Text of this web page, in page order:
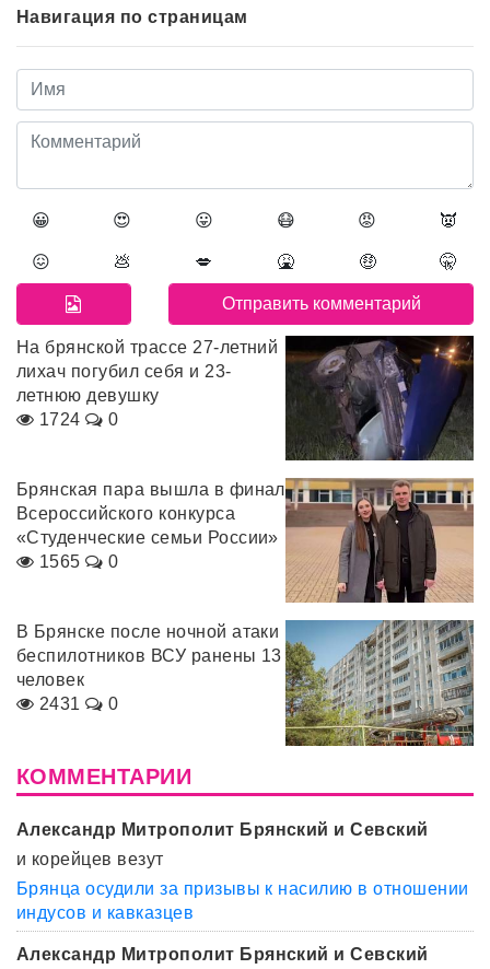
Навигация по страницам
😀 😍 😛 😷 😡 👿
😖 💩 💋 🤮 🤑 🤫
На брянской трассе 27-летний
лихач погубил себя и 23-
летнюю девушку
1724
0
Брянская пара вышла в финал
Всероссийского конкурса
«Студенческие семьи России»
1565
0
В Брянске после ночной атаки
беспилотников ВСУ ранены 13
человек
2431
0
КОММЕНТАРИИ
Александр Митрополит Брянский и Севский
и корейцев везут
Брянца осудили за призывы к насилию в отношении
индусов и кавказцев
Александр Митрополит Брянский и Севский